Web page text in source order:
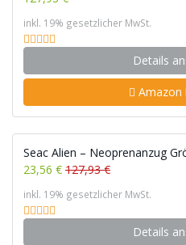
inkl. 19% gesetzlicher MwSt.
Details
Amazon
Seac Alien – Neoprenanzug
23,56 € 127,93 €
inkl. 19% gesetzlicher MwSt.
Details